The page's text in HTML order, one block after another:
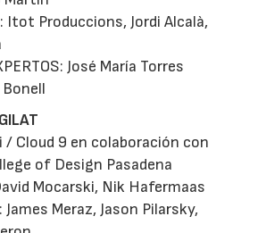
Itot Produccions, Jordi Alcalà,
José María Torres
/ Cloud 9 en colaboración con
of Design Pasadena
Mocarski, Nik Hafermaas
James Meraz, Jason Pilarsky,